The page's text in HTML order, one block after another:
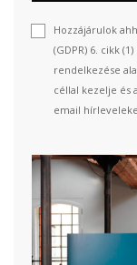
Hozzájárulok
(GDPR) 6. cikk
rendelkezése
céllal kezelje és
email